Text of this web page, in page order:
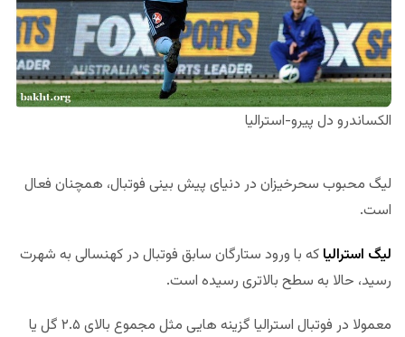
الکساندرو دل پیرو-استرالیا
لیگ محبوب سحرخیزان در دنیای پیش بینی فوتبال، همچنان فعال
است.
لیگ استرالیا که با ورود ستارگان سابق فوتبال در کهنسالی به شهرت
رسید، حالا به سطح بالاتری رسیده است.
معمولا در فوتبال استرالیا گزینه هایی مثل مجموع بالای ۲.۵ گل یا